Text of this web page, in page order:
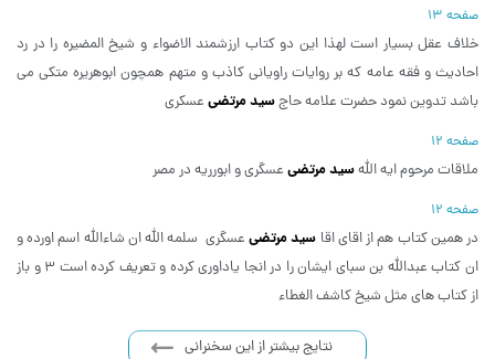
صفحه 13
خلاف عقل بسیار است لهذا این دو کتاب ارزشمند الاضواء و شیخ المضیره را در رد
احادیث و فقه عامه که بر روایات راویانی کاذب و متهم همچون ابوهریره متکی می
باشد تدوین نمود حضرت علامه حاجسید مرتضی عسکری
صفحه 12
ملاقات مرحوم ایه اللهسید مرتضی عسگری و ابورریه در مصر
صفحه 12
در همین کتاب هم از اقای اقا سید مرتضیعسگری سلمه الله ان شاءالله اسم اورده و
ان کتاب عبدالله بن سبای ایشان را در انجا یاداوری کرده و تعریف کرده است 3 و باز
از کتاب های مثل شیخ کاشف الغطاء
نتایج بیشتر از این سخنرانی